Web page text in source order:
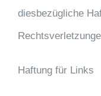
diesbezügliche
Haftung für Links